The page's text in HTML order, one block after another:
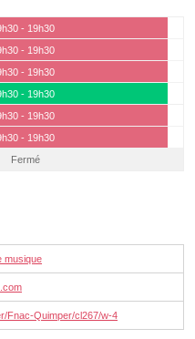
- 19h30
- 19h30
- 19h30
- 19h30
- 19h30
- 19h30
Fermé
musique
Fnac-Quimper/cl267/w-4